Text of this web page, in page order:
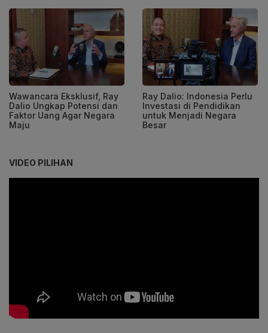
Wawancara Eksklusif, Ray
Dalio Ungkap Potensi dan
Faktor Uang Agar Negara
Maju
Ray Dalio: Indonesia Perlu
Investasi di Pendidikan
untuk Menjadi Negara
Besar
VIDEO PILIHAN